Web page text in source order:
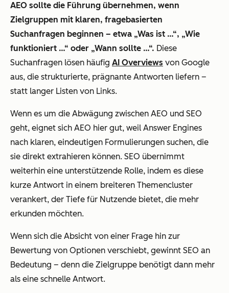
AEO sollte die Führung übernehmen, wenn
Zielgruppen mit klaren, fragebasierten
Suchanfragen beginnen – etwa „Was ist …“, „Wie
funktioniert …“ oder „Wann sollte …“. Diese
Suchanfragen lösen häufig AI Overviews von Google
aus, die strukturierte, prägnante Antworten liefern –
statt langer Listen von Links.
Wenn es um die Abwägung zwischen AEO und SEO
geht, eignet sich AEO hier gut, weil Answer Engines
nach klaren, eindeutigen Formulierungen suchen, die
sie direkt extrahieren können. SEO übernimmt
weiterhin eine unterstützende Rolle, indem es diese
kurze Antwort in einem breiteren Themencluster
verankert, der Tiefe für Nutzende bietet, die mehr
erkunden möchten.
Wenn sich die Absicht von einer Frage hin zur
Bewertung von Optionen verschiebt, gewinnt SEO an
Bedeutung – denn die Zielgruppe benötigt dann mehr
als eine schnelle Antwort.